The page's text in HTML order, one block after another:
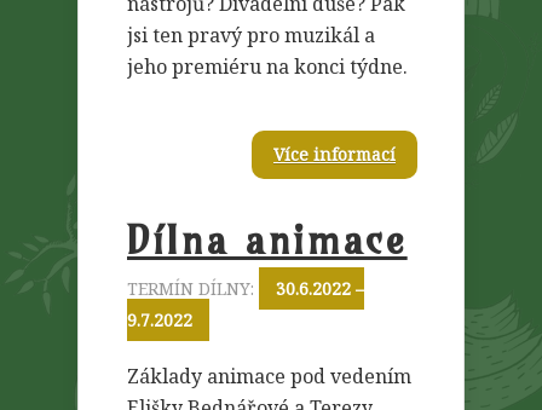
jsi ten pravý pro muzikál a
jeho premiéru na konci týdne.
Více informací
Dílna animace
TERMÍN DÍLNY:
30.6.2022 –
9.7.2022
Základy animace pod vedením